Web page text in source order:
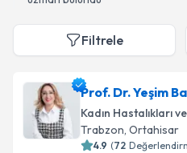
Filtrele
Prof. Dr. Yeşim
Kadın Hastalıkları
Trabzon, Ortahisar
4.9 (72